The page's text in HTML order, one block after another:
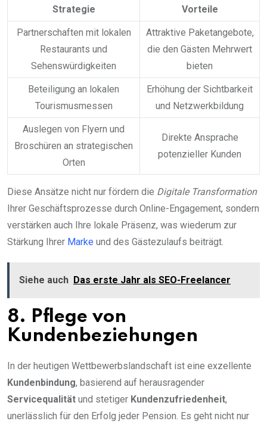
Strategie Vorteile
Partnerschaften mit lokalen
Restaurants und
Sehenswürdigkeiten
Attraktive Paketangebote,
die den Gästen Mehrwert
bieten
Beteiligung an lokalen
Tourismusmessen
Erhöhung der Sichtbarkeit
und Netzwerkbildung
Auslegen von Flyern und
Broschüren an strategischen
Orten
Direkte Ansprache
potenzieller Kunden
Diese Ansätze nicht nur fördern die Digitale Transformation
Ihrer Geschäftsprozesse durch Online-Engagement, sondern
verstärken auch Ihre lokale Präsenz, was wiederum zur
Stärkung Ihrer Marke und des Gästezulaufs beiträgt.
Siehe auch Das erste Jahr als SEO-Freelancer
8. Pflege von
Kundenbeziehungen
In der heutigen Wettbewerbslandschaft ist eine exzellente
Kundenbindung, basierend auf herausragender
Servicequalität und stetiger Kundenzufriedenheit,
unerlässlich für den Erfolg jeder Pension. Es geht nicht nur